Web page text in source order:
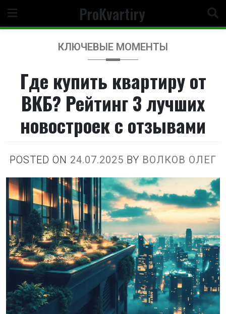
содержимому
ProKvartiry
КЛЮЧЕВЫЕ МОМЕНТЫ
Где купить квартиру от
ВКБ? Рейтинг 3 лучших
новостроек с отзывами
POSTED ON 24.07.2025 BY ВОЛКОВ ОЛЕГ